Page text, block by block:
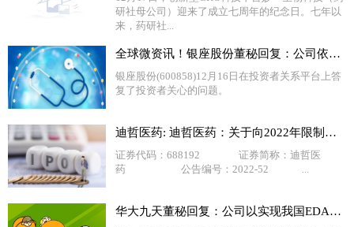
研社母公司）迎来了成立七周年的纪念日。七年以
来，药研社...
全球微资讯！银座股份董秘回复：公司依托美团、京东到家等平台，丰富线上服务场景，促进线上业务发展，满足顾客线上消费需求
银座股份(600858)12月16日在投资者关系平台上答
复了投资者关心的问题。
迪哲医药: 迪哲医药：关于向2022年限制性股票激励计划的激励对象首次授予限制性股票的公告
证券代码：688192 证券简称：迪哲医
药 公告编号：2022-52 ...
华大九天董秘回复：公司以实现我国EDA自主发展为己任，通过不断开发新产品和新技术，加速EDA工具国产化进程